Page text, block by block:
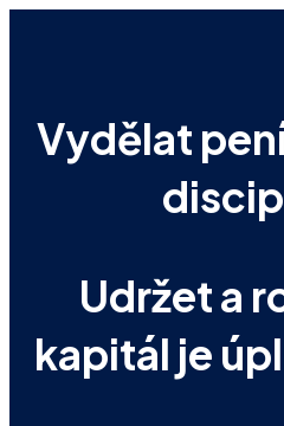
Vydělat
Udržet a
kapitál je